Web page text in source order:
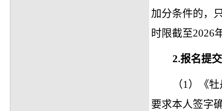
加分条件的，
时限截至2026
2.报名提
（1）
《
要求本人签字